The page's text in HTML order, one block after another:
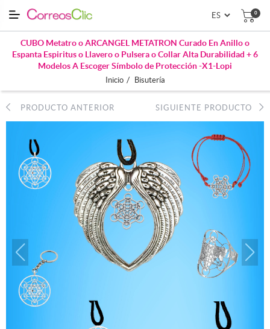
0
CUBO Metatro o ARCANGEL METATRON Curado En Anillo o
Espanta Espiritus o Llavero o Pulsera o Collar Alta Durabilidad + 6
Modelos A Escoger Símbolo de Protección -X1-Lopi
Inicio / Bisutería
PRODUCTO ANTERIOR SIGUIENTE PRODUCTO